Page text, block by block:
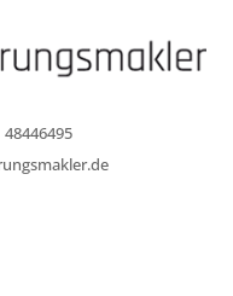
48446495